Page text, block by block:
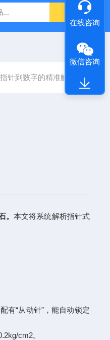
DB30-6228LEQ积分声级计
针到数字的精准解读
。本文将系统解析指针式
有“从动针”，能自动锁定
cm2。
在线咨询
微信咨询